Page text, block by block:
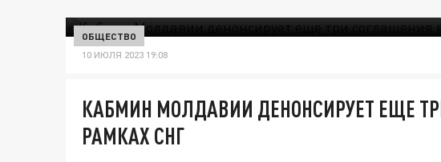
ОБЩЕСТВО
10 ИЮЛЯ 2023 19:08
КАБМИН МОЛДАВИИ ДЕНОНСИРУЕТ ЕЩЕ
РАМКАХ СНГ